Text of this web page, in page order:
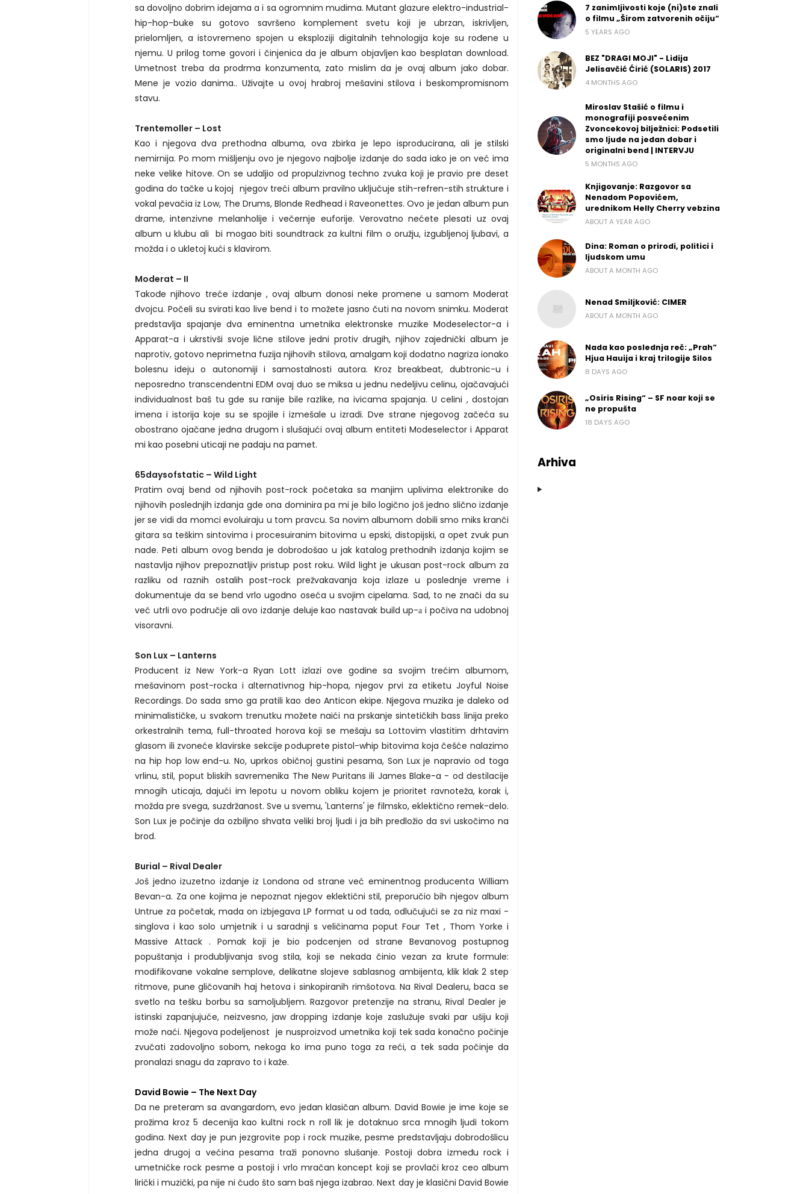
sa dovoljno dobrim idejama a i sa ogromnim mudima. Mutant glazure elektro-industrial-
hip-hop-buke su gotovo savršeno komplement svetu koji je ubrzan, iskrivljen,
prielomljen, a istovremeno spojen u eksploziji digitalnih tehnologija koje su rođene u
njemu. U prilog tome govori i činjenica da je album objavljen kao besplatan download.
Umetnost treba da prodrma konzumenta, zato mislim da je ovaj album jako dobar.
Mene je vozio danima.. Uživajte u ovoj hrabroj mešavini stilova i beskompromisnom
stavu.
Trentemoller – Lost
Kao i njegova dva prethodna albuma, ova zbirka je lepo isproducirana, ali je stilski
nemirnija. Po mom mišljenju ovo je njegovo najbolje izdanje do sada iako je on već ima
neke velike hitove. On se udaljio od propulzivnog techno zvuka koji je pravio pre deset
godina do tačke u kojoj njegov treći album pravilno uključuje stih-refren-stih strukture i
vokal pevačia iz Low, The Drums, Blonde Redhead i Raveonettes. Ovo je jedan album pun
drame, intenzivne melanholije i večernje euforije. Verovatno nećete plesati uz ovaj
album u klubu ali bi mogao biti soundtrack za kultni film o oružju, izgubljenoj ljubavi, a
možda i o ukletoj kući s klavirom.
Moderat – II
Takođe njihovo treće izdanje , ovaj album donosi neke promene u samom Moderat
dvojcu. Počeli su svirati kao live bend i to možete jasno čuti na novom snimku. Moderat
predstavlja spajanje dva eminentna umetnika elektronske muzike Modeselector-a i
Apparat-a i ukrstivši svoje lične stilove jedni protiv drugih, njihov zajednički album je
naprotiv, gotovo neprimetna fuzija njihovih stilova, amalgam koji dodatno nagriza ionako
bolesnu ideju o autonomiji i samostalnosti autora. Kroz breakbeat, dubtronic-u i
neposredno transcendentni EDM ovaj duo se miksa u jednu nedeljivu celinu, ojačavajući
individualnost baš tu gde su ranije bile razlike, na ivicama spajanja. U celini , dostojan
imena i istorija koje su se spojile i izmešale u izradi. Dve strane njegovog začeća su
obostrano ojačane jedna drugom i slušajući ovaj album entiteti Modeselector i Apparat
mi kao posebni uticaji ne padaju na pamet.
65daysofstatic – Wild Light
Pratim ovaj bend od njihovih post-rock početaka sa manjim uplivima elektronike do
njihovih poslednjih izdanja gde ona dominira pa mi je bilo logično još jedno slično izdanje
jer se vidi da momci evoluiraju u tom pravcu. Sa novim albumom dobili smo miks kranči
gitara sa teškim sintovima i procesuiranim bitovima u epski, distopijski, a opet zvuk pun
nade. Peti album ovog benda je dobrodošao u jak katalog prethodnih izdanja kojim se
nastavlja njihov prepoznatljiv pristup post roku. Wild light je ukusan post-rock album za
razliku od raznih ostalih post-rock prežvakavanja koja izlaze u poslednje vreme i
dokumentuje da se bend vrlo ugodno oseća u svojim cipelama. Sad, to ne znači da su
već utrli ovo područje ali ovo izdanje deluje kao nastavak build up-а i počiva na udobnoj
visoravni.
Son Lux – Lanterns
Producent iz New York-a Ryan Lott izlazi ove godine sa svojim trećim albumom,
mešavinom post-rocka i alternativnog hip-hopa, njegov prvi za etiketu Joyful Noise
Recordings. Do sada smo ga pratili kao deo Anticon ekipe. Njegova muzika je daleko od
minimalističke, u svakom trenutku možete naići na prskanje sintetičkih bass linija preko
orkestralnih tema, full-throated horova koji se mešaju sa Lottovim vlastitim drhtavim
glasom ili zvoneće klavirske sekcije poduprete pistol-whip bitovima koja češće nalazimo
na hip hop low end-u. No, uprkos običnoj gustini pesama, Son Lux je napravio od toga
vrlinu, stil, poput bliskih savremenika The New Puritans ili James Blake-a - od destilacije
mnogih uticaja, dajući im lepotu u novom obliku kojem je prioritet ravnoteža, korak i,
možda pre svega, suzdržanost. Sve u svemu, 'Lanterns' je filmsko, eklektično remek-delo.
Son Lux je počinje da ozbiljno shvata veliki broj ljudi i ja bih predložio da svi uskočimo na
brod.
Burial – Rival Dealer
Još jedno izuzetno izdanje iz Londona od strane već eminentnog producenta William
Bevan-a. Za one kojima je nepoznat njegov eklektični stil, preporučio bih njegov album
Untrue za početak, mada on izbjegava LP format u od tada, odlučujući se za niz maxi -
singlova i kao solo umjetnik i u saradnji s veličinama poput Four Tet , Thom Yorke i
Massive Attack . Pomak koji je bio podcenjen od strane Bevanovog postupnog
popuštanja i produbljivanja svog stila, koji se nekada činio vezan za krute formule:
modifikovane vokalne semplove, delikatne slojeve sablasnog ambijenta, klik klak 2 step
ritmove, pune gličovanih haj hetova i sinkopiranih rimšotova. Na Rival Dealeru, baca se
svetlo na tešku borbu sa samoljubljem. Razgovor pretenzije na stranu, Rival Dealer je
istinski zapanjujuće, neizvesno, jaw dropping izdanje koje zaslužuje svaki par ušiju koji
može naći. Njegova podeljenost je nusproizvod umetnika koji tek sada konačno počinje
zvučati zadovoljno sobom, nekoga ko ima puno toga za reći, a tek sada počinje da
pronalazi snagu da zapravo to i kaže.
David Bowie – The Next Day
Da ne preteram sa avangardom, evo jedan klasičan album. David Bowie je ime koje se
prožima kroz 5 decenija kao kultni rock n roll lik je dotaknuo srca mnogih ljudi tokom
godina. Next day je pun jezgrovite pop i rock muzike, pesme predstavljaju dobrodošlicu
jedna drugoj a većina pesama traži ponovno slušanje. Postoji dobra između rock i
umetničke rock pesme a postoji i vrlo mračan koncept koji se provlači kroz ceo album
lirički i muzički, pa nije ni čudo što sam baš njega izabrao. Next day je klasični David Bowie
7 zanimljivosti koje (ni)ste znali
o filmu „Širom zatvorenih očiju“
5 YEARS AGO
BEZ "DRAGI MOJI" - Lidija
Jelisavčić Ćirić (SOLARIS) 2017
4 MONTHS AGO
Miroslav Stašić o filmu i
monografiji posvećenim
Zvoncekovoj bilježnici: Podsetili
smo ljude na jedan dobar i
originalni bend | INTERVJU
5 MONTHS AGO
Knjigovanje: Razgovor sa
Nenadom Popovićem,
urednikom Helly Cherry vebzina
ABOUT A YEAR AGO
Dina: Roman o prirodi, politici i
ljudskom umu
ABOUT A MONTH AGO
Nenad Smiljković: CIMER
ABOUT A MONTH AGO
Nada kao poslednja reč: „Prah“
Hjua Hauija i kraj trilogije Silos
8 DAYS AGO
„Osiris Rising“ – SF noar koji se
ne propušta
18 DAYS AGO
Arhiva